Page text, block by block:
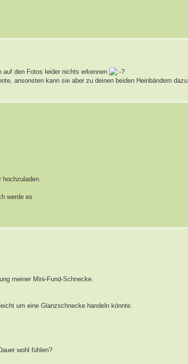
den Fotos leider nichts erkennen
ansonsten kann sie aber zu deinen beiden Heinbändern dazu
hochzuladen.
werde es
meiner Mini-Fund-Schnecke.
um eine Glanzschnecke handeln könnte.
wohl fühlen?